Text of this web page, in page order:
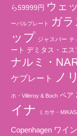
ら59999円 ウェ
ーバルプレート ガラ
ップ ジャスパー テ
ート デミタス・エス
ナルミ・
ケプレート
ノ
ホ・Villeroy & Boch ペア
イナ
ミカサ・
Copenhagen ワイ